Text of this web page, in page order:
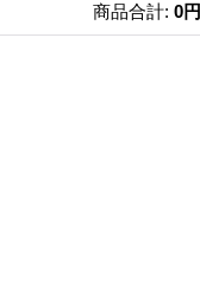
商品合計: 0円